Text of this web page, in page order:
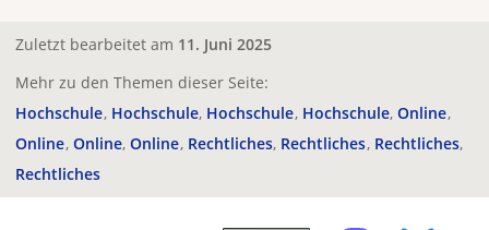
Zuletzt bearbeitet am 11. Juni 2025
Mehr zu den Themen dieser Seite:
Hochschule Hochschule Hochschule Hochschule Online
Online Online Online Rechtliches Rechtliches Rechtliches
Rechtliches